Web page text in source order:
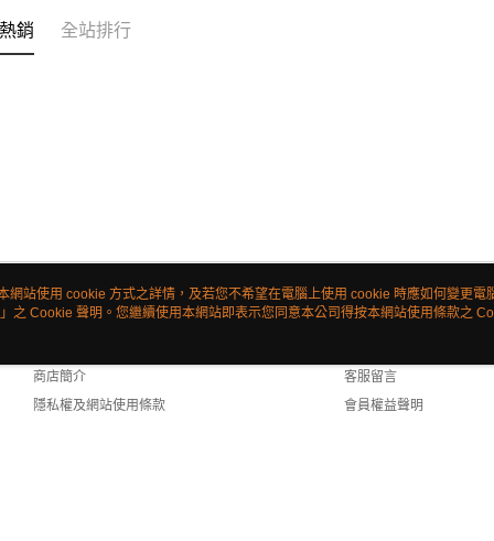
銷 全站排行
關於我們
商店簡介
隱私權及網站使用條款
客服資訊
客服留言
會員權益聲明
網站使用 cookie 方式之詳情，及若您不希望在電腦上使用 cookie 時應如何變更電
」之 Cookie 聲明。您繼續使用本網站即表示您同意本公司得按本網站使用條款之